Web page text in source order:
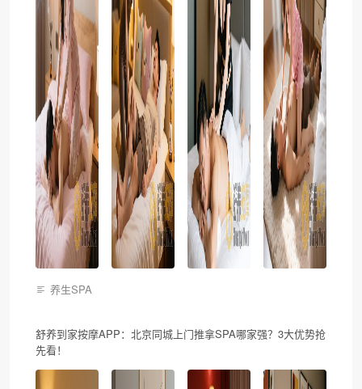
养生SPA
舒养到家按摩APP：北京同城上门推拿SPA哪家强？3大优势抢
先看！